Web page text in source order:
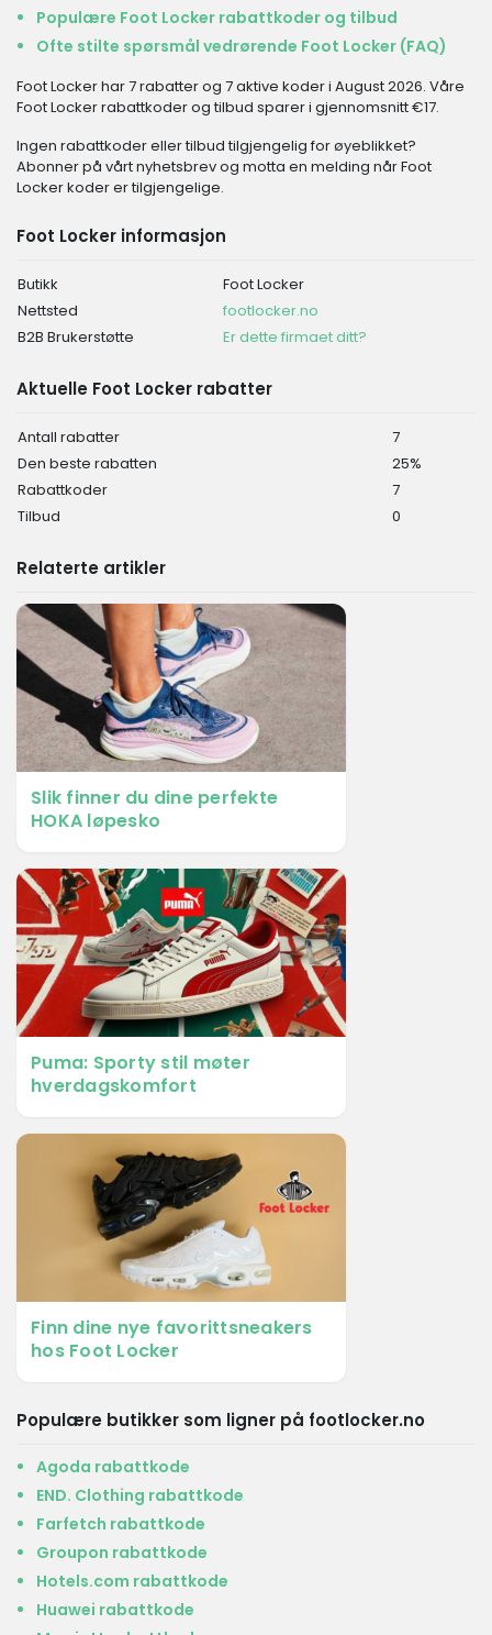
Populære Foot Locker rabattkoder og tilbud
Ofte stilte spørsmål vedrørende Foot Locker (FAQ)
Foot Locker har 7 rabatter og 7 aktive koder i August 2026. Våre
Foot Locker rabattkoder og tilbud sparer i gjennomsnitt €17.
Ingen rabattkoder eller tilbud tilgjengelig for øyeblikket?
Abonner på vårt nyhetsbrev og motta en melding når Foot
Locker koder er tilgjengelige.
Foot Locker informasjon
Butikk
Foot Locker
Nettsted
footlocker.no
B2B Brukerstøtte
Er dette firmaet ditt?
Aktuelle Foot Locker rabatter
Antall rabatter
7
Den beste rabatten
25%
Rabattkoder
7
Tilbud
0
Relaterte artikler
Slik finner du dine perfekte
HOKA løpesko
Puma: Sporty stil møter
hverdagskomfort
Finn dine nye favorittsneakers
hos Foot Locker
Populære butikker som ligner på footlocker.no
Agoda rabattkode
END. Clothing rabattkode
Farfetch rabattkode
Groupon rabattkode
Hotels.com rabattkode
Huawei rabattkode